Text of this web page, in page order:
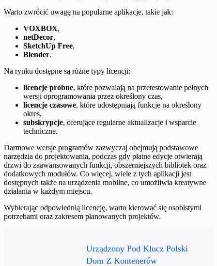
Warto zwrócić uwagę na popularne aplikacje, takie jak:
VOXBOX,
netDecor,
SketchUp Free,
Blender.
Na rynku dostępne są różne typy licencji:
licencje próbne, które pozwalają na przetestowanie pełnych
wersji oprogramowania przez określony czas,
licencje czasowe, które udostępniają funkcje na określony
okres,
subskrypcje, oferujące regularne aktualizacje i wsparcie
techniczne.
Darmowe wersje programów zazwyczaj obejmują podstawowe
narzędzia do projektowania, podczas gdy płatne edycje otwierają
drzwi do zaawansowanych funkcji, obszerniejszych bibliotek oraz
dodatkowych modułów. Co więcej, wiele z tych aplikacji jest
dostępnych także na urządzenia mobilne, co umożliwia kreatywne
działania w każdym miejscu.
Wybierając odpowiednią licencję, warto kierować się osobistymi
potrzebami oraz zakresem planowanych projektów.
Urządzony Pod Klucz Polski
Dom Z Kontenerów